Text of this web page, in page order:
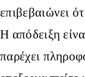
επιβεβαιώνει
Η απόδειξη
παρέχει